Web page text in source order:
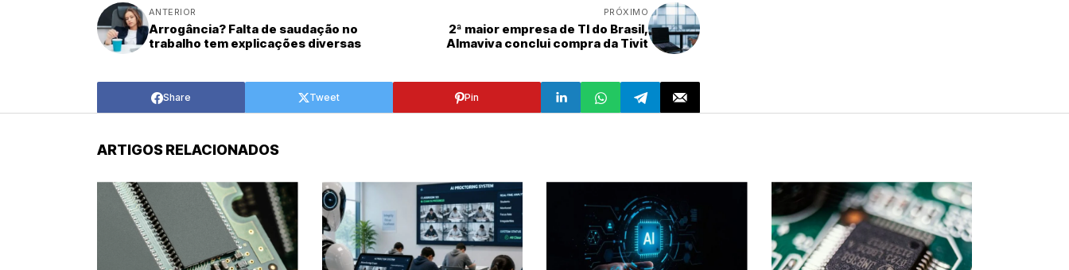
ANTERIOR
Arrogância? Falta de saudação no
trabalho tem explicações diversas
PRÓXIMO
2ª maior empresa de TI do Brasil,
Almaviva conclui compra da Tivit
Share Tweet Pin
ARTIGOS RELACIONADOS